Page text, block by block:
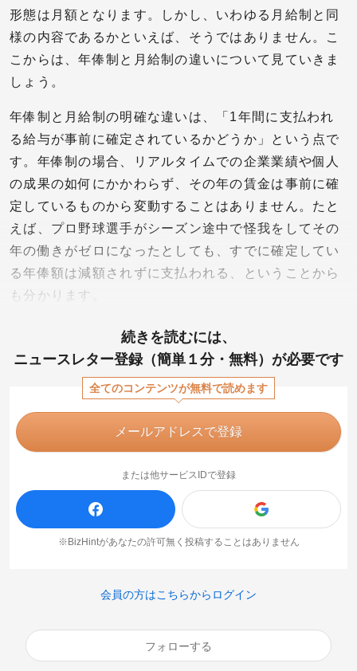
形態は月額となります。しかし、いわゆる月給制と同
様の内容であるかといえば、そうではありません。こ
こからは、年俸制と月給制の違いについて見ていきま
しょう。
年俸制と月給制の明確な違いは、「1年間に支払われ
る給与が事前に確定されているかどうか」という点で
す。年俸制の場合、リアルタイムでの企業業績や個人
の成果の如何にかかわらず、その年の賃金は事前に確
定しているものから変動することはありません。たと
えば、プロ野球選手がシーズン途中で怪我をしてその
年の働きがゼロになったとしても、すでに確定してい
る年俸額は減額されずに支払われる、ということから
も分かります。
続きを読むには、
ニュースレター登録（簡単１分・無料）が必要です
全てのコンテンツが無料で読めます
メールアドレスで登録
または他サービスIDで登録
※BizHintがあなたの許可無く投稿することはありません
会員の方はこちらからログイン
フォローする